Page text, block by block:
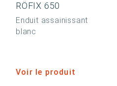
RÖFIX 650
Enduit assainissant
blanc
Voir le produit